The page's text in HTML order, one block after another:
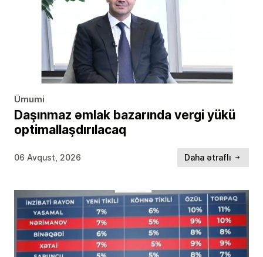
Ümumi
Daşınmaz əmlak bazarında vergi yükü
optimallaşdırılacaq
06 Avqust, 2026 Daha ətraflı